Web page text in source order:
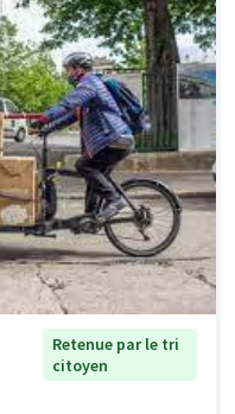
Retenue par le tri
citoyen